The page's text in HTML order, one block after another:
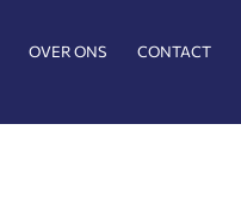
OVER ONS CONTACT